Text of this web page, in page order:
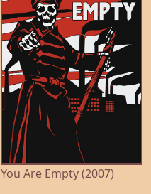
You Are Empty (2007)